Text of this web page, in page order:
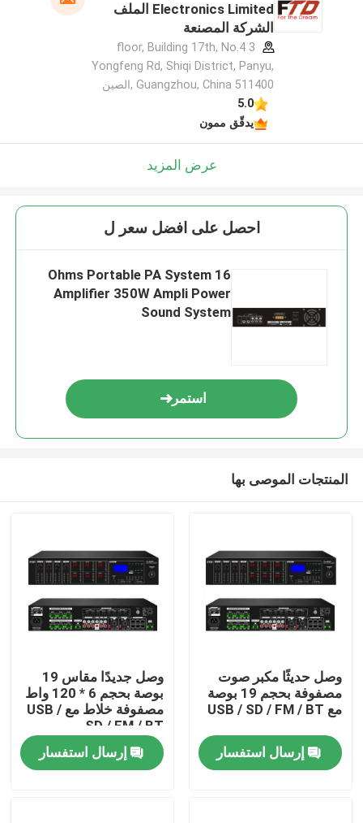
بيت
Electronics Limited الملف
الشركة المصنعة
3 floor, Building 17th, No.4
Yongfeng Rd, Shiqi District, Panyu,
Guangzhou, China 511400 ,الصين
5.0
يدقّق ممون
عرض المزيد
احصل على افضل سعر ل
16 Ohms Portable PA System
Amplifier 350W Ampli Power
Sound System
استمر
المنتجات الموصى بها
وصل حديثًا مكبر صوت
مصفوفة بحجم 19 بوصة
مع USB / SD / FM / BT
إرسال استفسار
وصل جديدًا مقاس 19
بوصة بحجم 6 * 120 واط
مصفوفة خلاط مع USB /
SD / FM / BT
إرسال استفسار